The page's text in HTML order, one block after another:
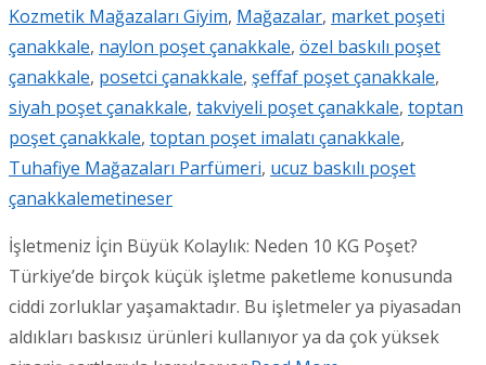
Kozmetik Mağazaları Giyim, Mağazalar, market poşeti
çanakkale, naylon poşet çanakkale, özel baskılı poşet
çanakkale, posetci çanakkale, şeffaf poşet çanakkale,
siyah poşet çanakkale, takviyeli poşet çanakkale, toptan
poşet çanakkale, toptan poşet imalatı çanakkale,
Tuhafiye Mağazaları Parfümeri, ucuz baskılı poşet
çanakkalemetineser
İşletmeniz İçin Büyük Kolaylık: Neden 10 KG Poşet?
Türkiye’de birçok küçük işletme paketleme konusunda
ciddi zorluklar yaşamaktadır. Bu işletmeler ya piyasadan
aldıkları baskısız ürünleri kullanıyor ya da çok yüksek